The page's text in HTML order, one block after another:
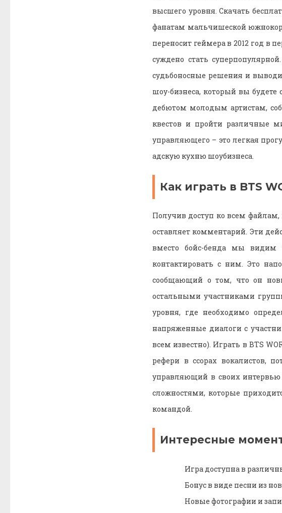
высшего уровня. Скачать
фанатам мальчишеской
переносит геймера в 2012 год в
суждено стать
судьбоносные решения и
шоу-бизнеса, который вы будете
дебютом молодым артистам,
квестов и пройти различные
управляющего – это легкая
адскую кухню шоубизнеса.
Как играть в BTS
Получив доступ ко всем
оставляет комментарий. Эти
вместо бойс-бенда мы видим
контактировать с ним. Это
сообщающий о том, что он
остальными участниками
уровня, где необходимо
напряженные диалоги с
всем известно). Играть в BTS
рефери в ссорах вокалистов,
управляющий в своих
сложностями, которые
командой.
Интересные
Игра доступна в
Бонус в виде песни из
Новые фотографии и